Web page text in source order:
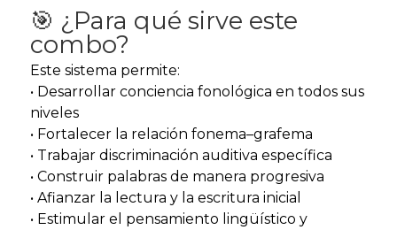
🎯 ¿Para qué sirve este
combo?
Este sistema permite:
• Desarrollar conciencia fonológica en todos sus
niveles
• Fortalecer la relación fonema–grafema
• Trabajar discriminación auditiva específica
• Construir palabras de manera progresiva
• Afianzar la lectura y la escritura inicial
• Estimular el pensamiento lingüístico y